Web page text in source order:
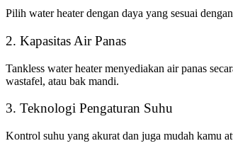
Pilih water heater dengan daya yang sesuai
2. Kapasitas Air Panas
Tankless water heater menyediakan air panas
wastafel, atau bak mandi.
3. Teknologi Pengaturan Suhu
Kontrol suhu yang akurat dan juga mudah kamu